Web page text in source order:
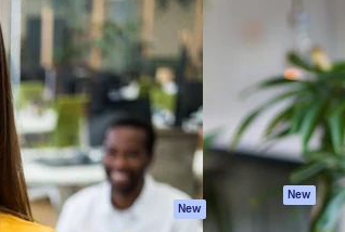
de
Spaces
Assistente de IA
Gerador de
imagens
Gerador de vídeos
Texto para voz
Conteúdo de stock
MCP para
Claude/ChatGPT
New
Documentação
Atendimento
Termos e
condições
Política de
privacidade
New
Política de cookies